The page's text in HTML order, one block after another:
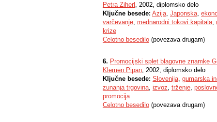
Petra Ziherl , 2002, diplomsko delo
Ključne besede: Azija, Japonska,
varčevanje, mednarodni tokovi kapitala,
krize
Celotno besedilo (povezava drugam)
6. Promocijski splet blagovne znamke
Klemen Pipan, 2002, diplomsko delo
Ključne besede: Slovenija, gumarska
zunanja trgovina, izvoz, trženje,
promocija
Celotno besedilo (povezava drugam)